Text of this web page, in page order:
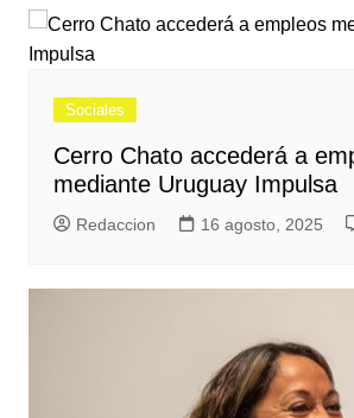
Sociales
Cerro Chato accederá a
mediante Uruguay Impulsa
Redaccion 16 agosto, 2025